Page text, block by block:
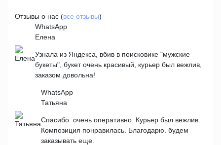
Отзывы о нас (все отзывы)
WhatsApp
Елена
Узнала из Яндекса, вбив в поисковике "мужские
букеты", букет очень красивый, курьер был вежлив,
заказом довольна!
WhatsApp
Татьяна
Спасибо. очень оперативно. Курьер был вежлив.
Композиция понравилась. Благодарю. будем
заказывать еще.